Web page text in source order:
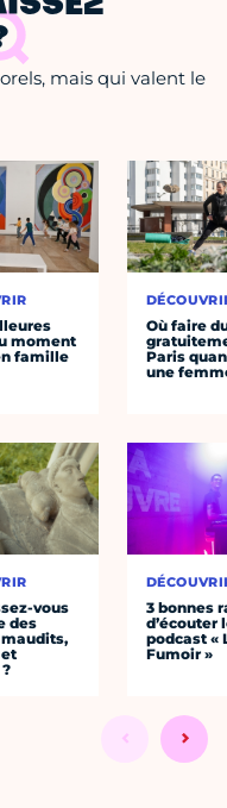
mais qui valent le
moment
famille
vous
des
Où faire
Paris
une
3 bonnes
d’écouter
podcast «
Fumoir »